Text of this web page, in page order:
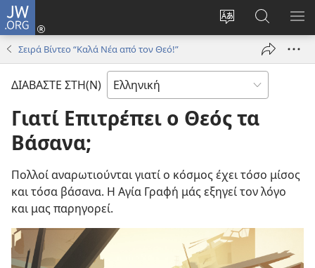
JW.ORG
Αλλαγή
γλώσσας
ιστότοπου
Σύνδεση
(ανοίγει
παράθυρο)
στο
JW.ORG
Σειρά Βίντεο “Καλά Νέα από τον Θεό!”
ΔΙΑΒΑΣΤΕ ΣΤΗ(Ν)
Γιατί Επιτρέπει ο Θεός τα
Βάσανα;
Πολλοί αναρωτιούνται γιατί ο κόσμος έχει τόσο μίσος
και τόσα βάσανα. Η Αγία Γραφή μάς εξηγεί τον λόγο
και μας παρηγορεί.